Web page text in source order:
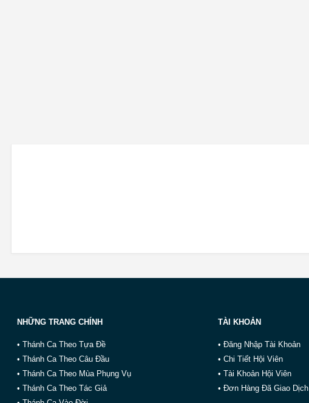
NHỮNG TRANG CHÍNH
• Thánh Ca Theo Tựa Đề
• Thánh Ca Theo Câu Đầu
• Thánh Ca Theo Mùa Phụng Vụ
• Thánh Ca Theo Tác Giả
TÀI KHOẢN
• Đăng Nhập Tài Khoản
• Chi Tiết Hội Viên
• Tài Khoản Hội Viên
• Đơn Hàng Đã Giao Dịch